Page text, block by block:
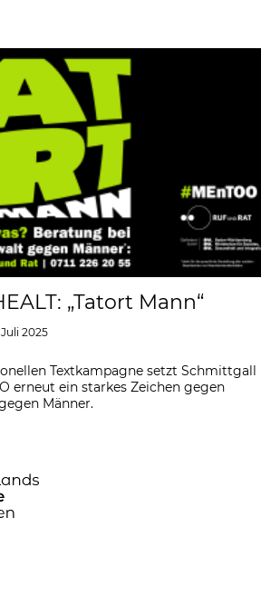
„Tatort Mann“
2025
Textkampagne setzt Schmittgall
erneut ein starkes Zeichen gegen
Männer.